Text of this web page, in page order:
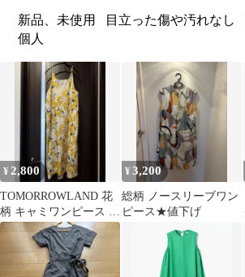
新品、未使用 目立った傷や汚れなし
個人
¥ 2,800
TOMORROWLAND 花
柄 キャミワンピース 36
SOULEIADO
¥3,200
総柄 ノースリーブワン
ピース★値下げ